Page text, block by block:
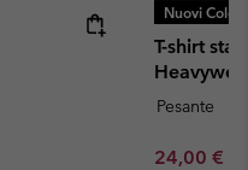
Nuovi Colori
T-shirt
Pesante
Minimum
24,00 €